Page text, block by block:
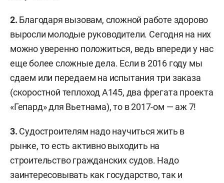
2. Благодаря вызовам, сложной работе здорово
выросли молодые руководители. Сегодня на них
можно уверенно положиться, ведь впереди у нас
еще более сложные дела. Если в 2016 году мы
сдаем или передаем на испытания три заказа
(скоростной теплоход А145, два фрегата проекта
«Гепард» для Вьетнама), то в 2017-ом — аж 7!
3. Судостроителям надо научиться жить в
рынке, то есть активно выходить на
строительство гражданских судов. Надо
заинтересовывать как государство, так и